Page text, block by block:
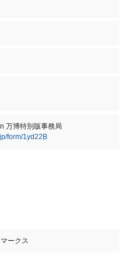
万博特別版事務局
form/1yd22B
ークス